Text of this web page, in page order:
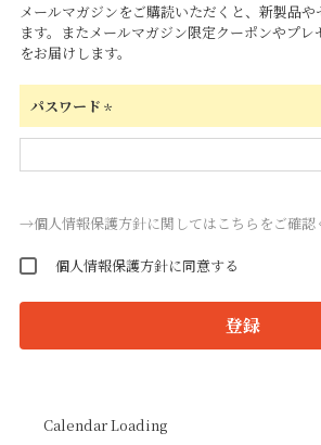
メールマガジンをご購読いただくと、新製品や
ます。またメールマガジン限定クーポンやプ
をお届けします。
パスワード
(必
→個人情報保護方針に関してはこちらをご確認
個人情報保護方針に同意する
登録
Calendar Loading